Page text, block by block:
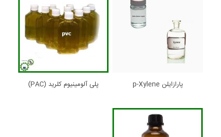
پارازایلن p-Xylene پلی آلومینیوم کلرید (PAC)